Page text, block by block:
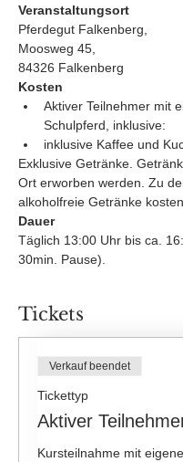
Veranstaltungsort
Pferdegut Falkenberg,
Moosweg 45,
84326 Falkenberg
Kosten
Aktiver Teilnehmer mit
Schulpferd, inklusive:
inklusive Kaffee und
Exklusive Getränke.
Ort erworben werden. Zu
alkoholfreie Getränke
Dauer
Täglich 13:00 Uhr bis ca.
30min. Pause).
Tickets
Verkauf beendet
Tickettyp
Aktiver
Kursteilnahme mit